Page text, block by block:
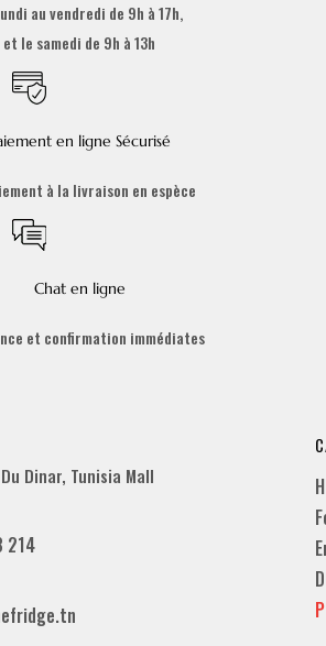
au vendredi de 9h à 17h,
et le samedi de 9h à 13h
en ligne Sécurisé
à la livraison en espèce
Chat en ligne
et confirmation immédiates
Dinar, Tunisia Mall
214